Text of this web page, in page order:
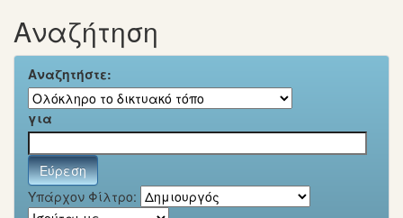
Αναζήτηση
Αναζητήστε:
για
Υπάρχον Φίλτρο: